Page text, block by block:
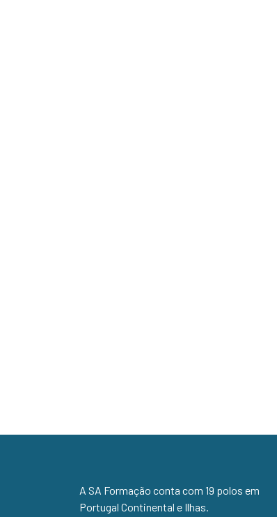
A SA Formação conta com 19 polos em
Portugal Continental e Ilhas.